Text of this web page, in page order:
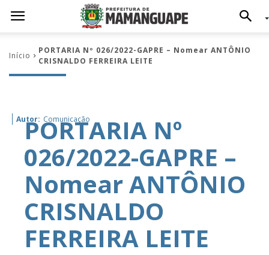
Início
PORTARIA Nº 026/2022-GAPRE – Nomear ANTÔNIO
CRISNALDO FERREIRA LEITE
Autor: Comunicação
PORTARIA Nº
026/2022-GAPRE –
Nomear ANTÔNIO
CRISNALDO
FERREIRA LEITE